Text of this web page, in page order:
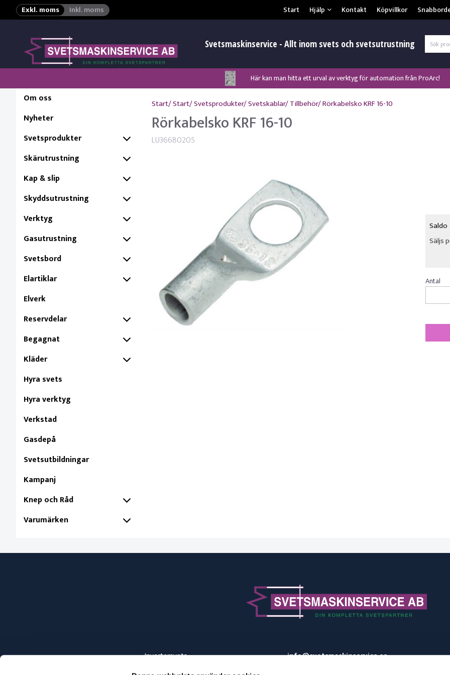
Exkl. moms Inkl. moms Start Hjälp
Säkerhet & Cookies Kontakt Köpvillkor
Svetsmaskinservice - Allt inom svets och svetsutrustning
Klicka här för att se alla våra nuvarande kampanjer!
Här kan man hitta ett urval av verktyg för automation från ProArc!
Nyhet! Lägesställare, rullbockar och längdsvets från ProArc!
Nyhet! Tig-svets från Esab, Rogue ET 230iP AC/DC!
Nyhet! Tig-svets Minarc T 223 AC/DC från Kemppi!
Nyhet! Nya PAPR-enheten från ESAB EPR-X1.1!
Nyhet! MinarcMig 190 Auto och MinarcMig 220 Auto från Kemppi!
Om oss
Nyheter
Svetsprodukter
Skärutrustning
Kap & slip
Skyddsutrustning
Verktyg
Gasutrustning
Svetsbord
Elartiklar
Elverk
Reservdelar
Begagnat
Kläder
Hyra svets
Hyra verktyg
Verkstad
Gasdepå
Svetsutbildningar
Kampanj
Knep och Råd
Varumärken
Start/Start/Svetsprodukter/Svetskablar/Tillbehör/Rörkabelsko KRF 16-10
Rörkabelsko KRF 16-10
LU36680205
Saldo
Säljs
Invertersvets
info@svetsmaskinservice.se